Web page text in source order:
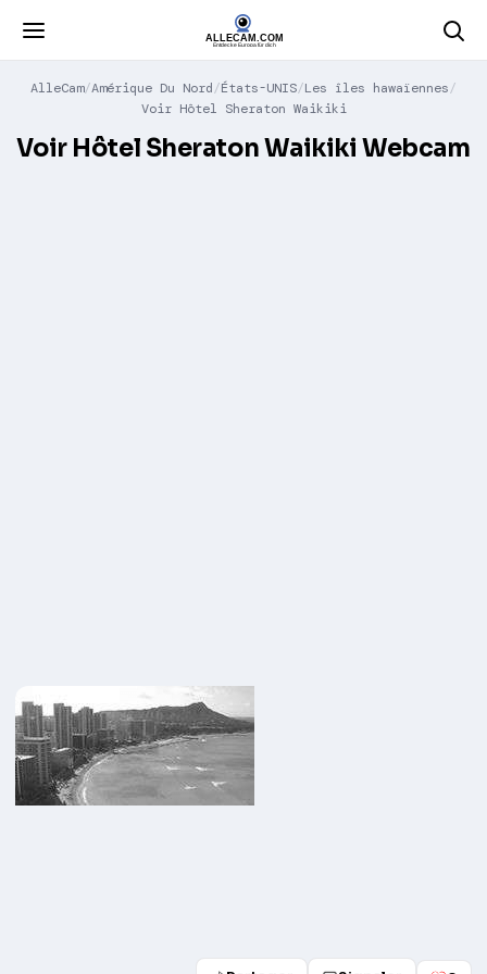
AlleCam Amérique Du Nord États-UNIS Les îles hawaïennes
Voir Hôtel Sheraton Waikiki
Voir Hôtel Sheraton Waikiki Webcam